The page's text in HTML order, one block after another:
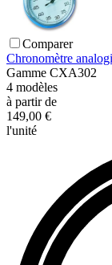
Comparer
Chronomètre
Gamme CXA302
4 modèles
à partir de
149,00 €
l'unité